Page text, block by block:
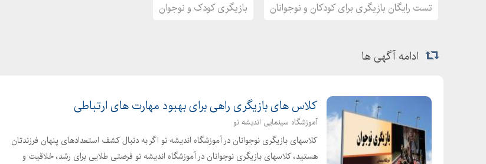
تست رایگان بازیگری برای کودکان و نوجوانان بازیگری کودک و نوجوان
ادامه آگهی ها
کلاس های بازیگری راهی برای بهبود مهارت های ارتباطی
آموزشگاه سینمایی اندیشه نو
کلاسهای بازیگری نوجوانان در آموزشگاه اندیشه نو اگر به دنبال کشف استعدادهای پنهان فرزندتان
هستید، کلاسهای بازیگری نوجوانان در آموزشگاه اندیشه نو فرصتی طلایی برای رشد، خلاقیت و